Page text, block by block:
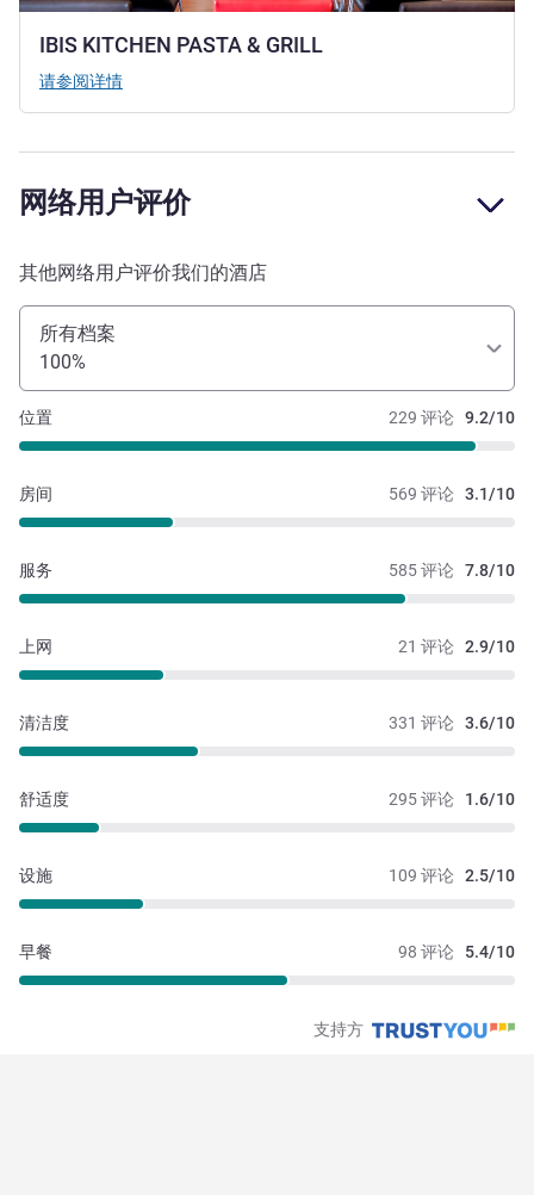
IBIS KITCHEN PASTA & GRILL
请参阅详情
网络用户评价
其他网络用户评价我们的酒店
所有档案
100%
229 评论 9.2/10
位置
569 评论 3.1/10
房间
585 评论 7.8/10
服务
21 评论 2.9/10
上网
331 评论 3.6/10
清洁度
295 评论 1.6/10
舒适度
109 评论 2.5/10
设施
98 评论 5.4/10
早餐
支持方